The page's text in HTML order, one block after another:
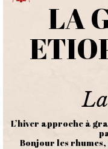
LA
L’hiver approche à
Bonjour les